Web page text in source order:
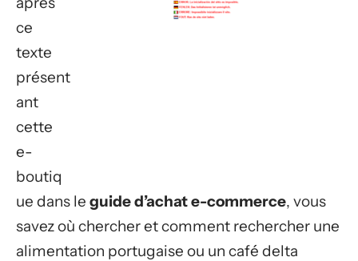
ce
texte
présent
ant
cette
e-
boutiq
ue dans le guide d’achat e-commerce, vous
savez où chercher et comment rechercher une
alimentation portugaise ou un café delta